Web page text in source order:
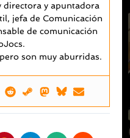
directora y apuntadora
jefa de Comunicación
de comunicación
son muy aburridas.